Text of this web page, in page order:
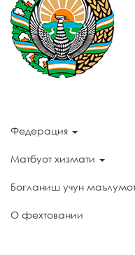
Федерация
Матбуот хизмати
Боғланиш учун
О фехтовании